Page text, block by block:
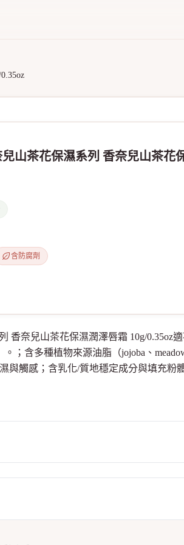
山茶花保濕系列 香奈兒山茶花
含防腐劑
香奈兒山茶花保濕潤澤唇霜 10g/
；含多種植物來源油脂（jojoba、
觸感；含乳化/質地穩定成分與填充粉